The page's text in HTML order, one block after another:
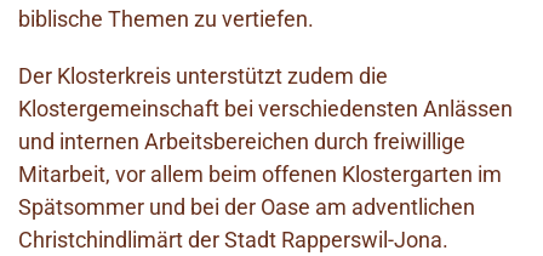
biblische Themen zu vertiefen.
Der Klosterkreis unterstützt zudem die
Klostergemeinschaft bei verschiedensten Anlässen
und internen Arbeitsbereichen durch freiwillige
Mitarbeit, vor allem beim offenen Klostergarten im
Spätsommer und bei der Oase am adventlichen
Christchindlimärt der Stadt Rapperswil-Jona.